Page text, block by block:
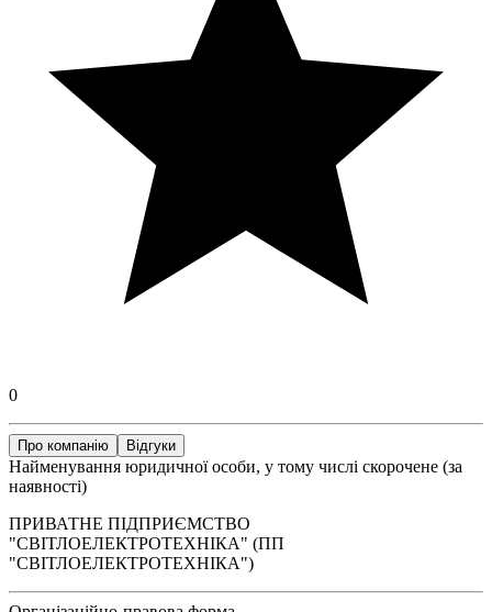
0
Про компанію Відгуки
Найменування юридичної особи, у тому числі скорочене (за
наявності)
ПРИВАТНЕ ПІДПРИЄМСТВО
"СВІТЛОЕЛЕКТРОТЕХНІКА" (ПП
"СВІТЛОЕЛЕКТРОТЕХНІКА")